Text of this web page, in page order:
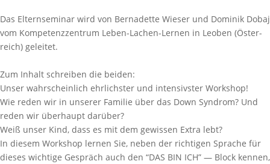
Das Eltern­se­minar wird von Berna­dette Wieser und Dominik Dobaj
vom Kompe­tenz­zen­trum Leben-Lachen-Lernen in Leoben (Öster­
reich) geleitet.
Zum Inhalt schreiben die beiden:
Unser wahrschein­lich ehrlichster und inten­sivster Workshop!
Wie reden wir in unserer Familie über das Down Syndrom? Und
reden wir überhaupt darüber?
Weiß unser Kind, dass es mit dem gewissen Extra lebt?
In diesem Workshop lernen Sie, neben der richtigen Sprache für
dieses wichtige Gespräch auch den “DAS BIN ICH” — Block kennen,